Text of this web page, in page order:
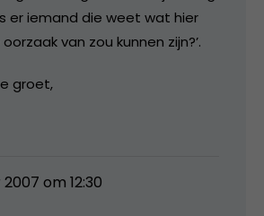
er iemand die weet wat hier
van zou kunnen zijn?’.
groet,
om 12:30